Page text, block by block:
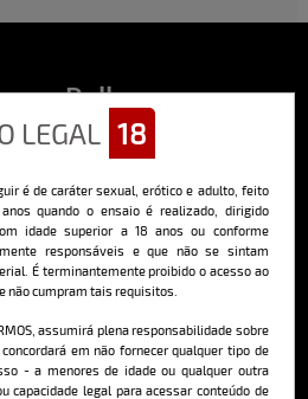
LEGAL 18
é de caráter sexual, erótico e adulto, feito
quando o ensaio é realizado, dirigido
idade superior a 18 anos ou conforme
responsáveis e que não se sintam
É terminantemente proibido o acesso ao
não cumpram tais requisitos.
assumirá plena responsabilidade sobre
em não fornecer qualquer tipo de
- a menores de idade ou qualquer outra
capacidade legal para acessar conteúdo de
o Bella
e mais longeva revista masculina digital
e vídeos exclusivos de alta
tecnologia e erotismo.
mais
e receba a mais
da internet